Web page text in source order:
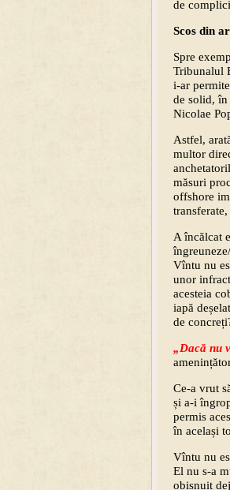
de
Scos din
Spre
Tribunalul
i-ar
de solid,
Nicolae
Astfel,
multor
măsuri
offshore
A încălcat
Vîntu nu
unor
acesteia
iapă
de
„Dacă nu
Ce-a vrut
și a-i
permis
în același
Vîntu nu
El nu s-a
obișnuit